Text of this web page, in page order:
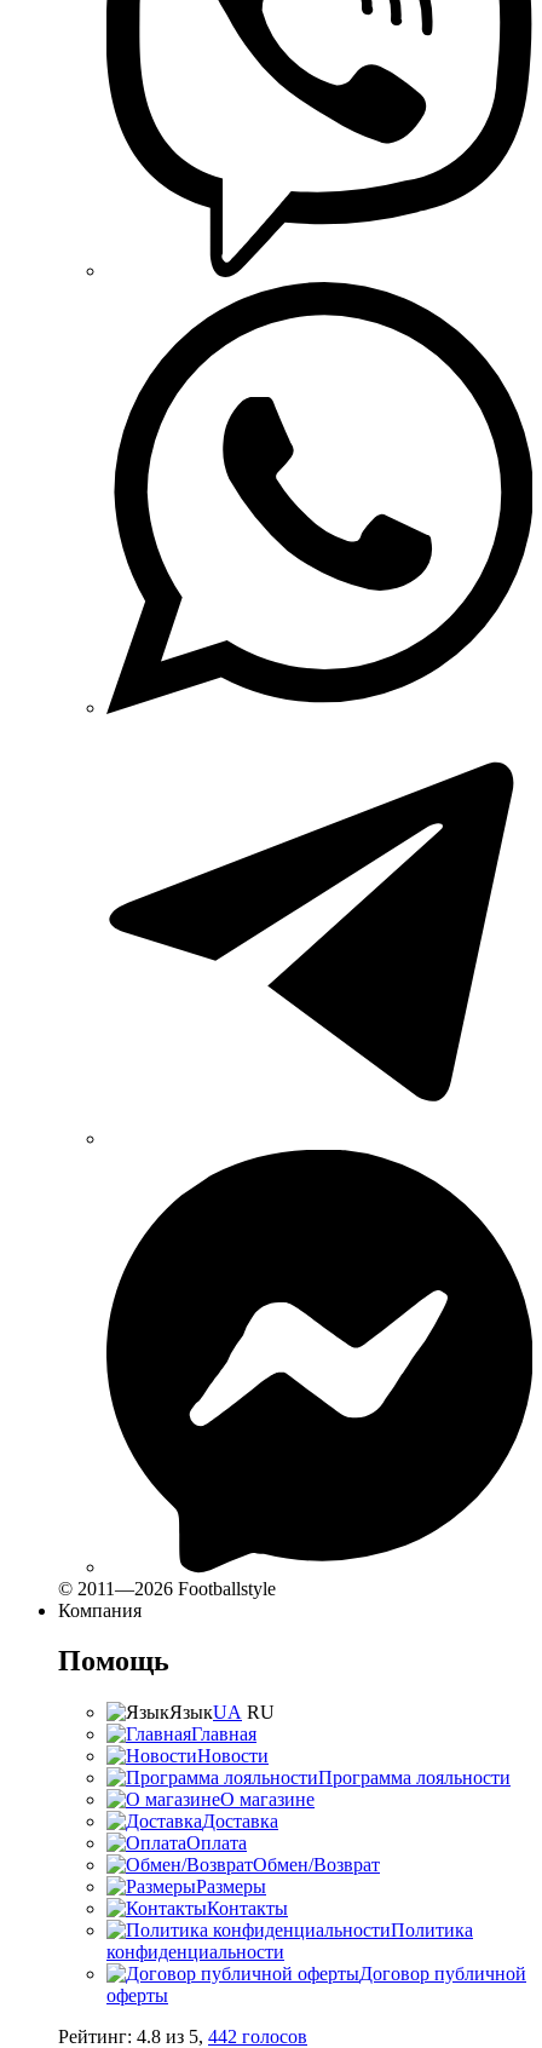
© 2011—2026 Footballstyle
Компания
Помощь
ЯзыкUA RU
Главная
Новости
Программа лояльности
О магазине
Доставка
Оплата
Обмен/Возврат
Размеры
Контакты
Политика
конфиденциальности
Договор публичной
оферты
Рейтинг: 4.8 из 5, 442 голосов